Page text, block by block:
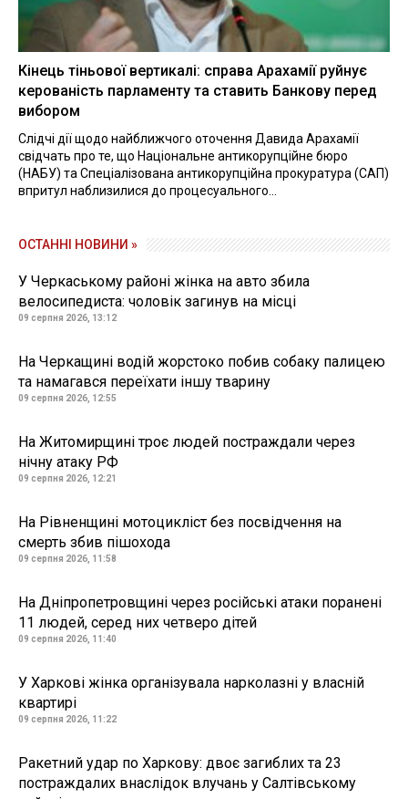
Кінець тіньової вертикалі: справа Арахамії руйнує
керованість парламенту та ставить Банкову перед
вибором
Слідчі дії щодо найближчого оточення Давида Арахамії
свідчать про те, що Національне антикорупційне бюро
(НАБУ) та Спеціалізована антикорупційна прокуратура (САП)
впритул наблизилися до процесуального...
ОСТАННІ НОВИНИ »
У Черкаському районі жінка на авто збила
велосипедиста: чоловік загинув на місці
09 серпня 2026, 13:12
На Черкащині водій жорстоко побив собаку палицею
та намагався переїхати іншу тварину
09 серпня 2026, 12:55
На Житомирщині троє людей постраждали через
нічну атаку РФ
09 серпня 2026, 12:21
На Рівненщині мотоцикліст без посвідчення на
смерть збив пішохода
09 серпня 2026, 11:58
На Дніпропетровщині через російські атаки поранені
11 людей, серед них четверо дітей
09 серпня 2026, 11:40
У Харкові жінка організувала нарколазні у власній
квартирі
09 серпня 2026, 11:22
Ракетний удар по Харкову: двоє загиблих та 23
постраждалих внаслідок влучань у Салтівському